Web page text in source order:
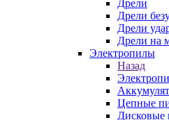
Дрели
Дрели
Дрели
Дрели на
Электропилы
Назад
Цепные
Дисковые